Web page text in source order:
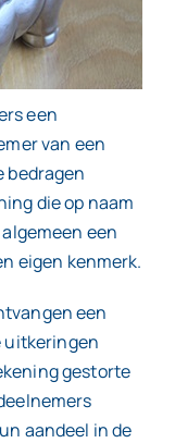
een
van een
bedragen
die op naam
een
eigen kenmerk.
een
uitkeringen
gestorte
aandeel in de